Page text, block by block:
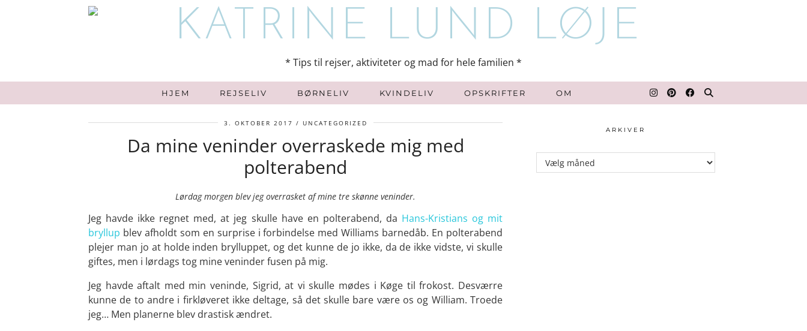
* Tips til rejser, aktiviteter og mad for hele familien *
HJEM REJSELIV BØRNELIV KVINDELIV OPSKRIFTER OM
3. OKTOBER 2017 UNCATEGORIZED
Da mine veninder overraskede mig med
polterabend
Lørdag morgen blev jeg overrasket af mine tre skønne veninder.
Jeg havde ikke regnet med, at jeg skulle have en polterabend, da Hans-Kristians og mit
bryllup blev afholdt som en surprise i forbindelse med Williams barnedåb. En polterabend
plejer man jo at holde inden brylluppet, og det kunne de jo ikke, da de ikke vidste, vi skulle
giftes, men i lørdags tog mine veninder fusen på mig.
Jeg havde aftalt med min veninde, Sigrid, at vi skulle mødes i Køge til frokost. Desværre
kunne de to andre i firkløveret ikke deltage, så det skulle bare være os og William. Troede
jeg… Men planerne blev drastisk ændret.
ARKIVER
Arkiver